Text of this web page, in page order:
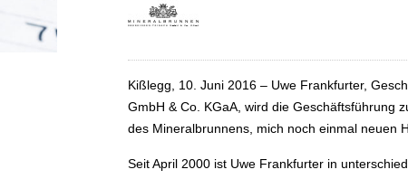
Kißlegg, 10. Juni 2016 – Uwe Frankfurter,
GmbH & Co. KGaA, wird die Geschäftsführung
des Mineralbrunnens, mich noch einmal neuen
Seit April 2000 ist Uwe Frankfurter in